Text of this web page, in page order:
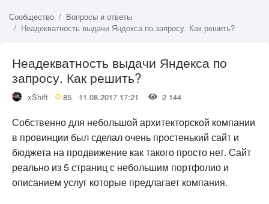
Сообщество
Вопросы и ответы
Неадекватность выдачи Яндекса по запросу. Как решить?
Неадекватность выдачи Яндекса по
запросу. Как решить?
xShift 85 11.08.2017 17:21 2 144
Собственно для небольшой архитекторской компании
в провинции был сделал очень простенький сайт и
бюджета на продвижение как такого просто нет. Сайт
реально из 5 страниц с небольшим портфолио и
описанием услуг которые предлагает компания.